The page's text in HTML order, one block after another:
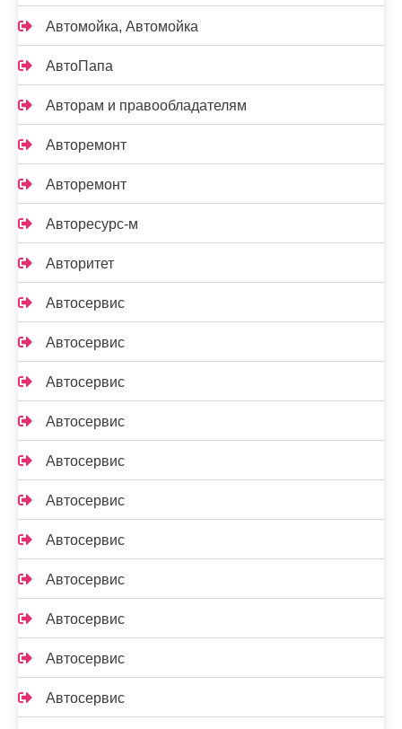
Автомойка, Автомойка
АвтоПапа
Авторам и правообладателям
Авторемонт
Авторемонт
Авторесурс-м
Авторитет
Автосервис
Автосервис
Автосервис
Автосервис
Автосервис
Автосервис
Автосервис
Автосервис
Автосервис
Автосервис
Автосервис